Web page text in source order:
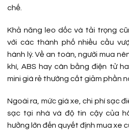
chế.
Khả năng leo dốc và tải trọng
với các thành phố nhiều cầu
hành lý. Về an toàn, người mua
khí, ABS hay cân bằng điện tử
mini giá rẻ thường cắt giảm phần
Ngoài ra, mức giá xe, chi phí sạc
sạc tại nhà và độ tin cậy của
hưởng lớn đến quyết định mua xe